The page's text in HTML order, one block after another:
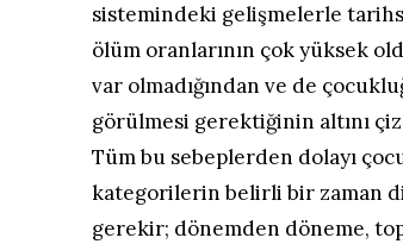
sistemindeki gelişmelerle
ölüm oranlarının çok yüksek
var olmadığından ve de
görülmesi gerektiğinin altını
Tüm bu sebeplerden dolayı
kategorilerin belirli bir zaman
gerekir; dönemden döneme,